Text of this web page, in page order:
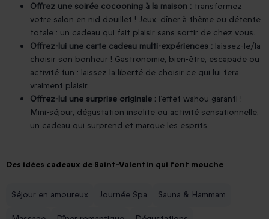
Offrez une soirée cocooning à la maison : transformez
votre salon en nid douillet ! Jeux, dîner à thème ou détente
totale : un cadeau qui fait plaisir sans sortir de chez vous.
Offrez-lui une carte cadeau multi-expériences : laissez-le/la
choisir son bonheur ! Gastronomie, bien-être, escapade ou
activité fun : laissez la liberté de choisir ce qui lui fera
vraiment plaisir.
Offrez-lui une surprise originale : l’effet wahou garanti !
Mini-séjour, dégustation insolite ou activité sensationnelle,
un cadeau qui surprend et marque les esprits.
Des idées cadeaux de Saint-Valentin qui font mouche
Séjour en amoureux Journée Spa Sauna & Hammam